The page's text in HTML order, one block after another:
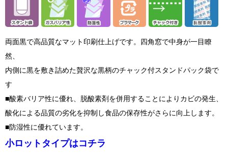
両面黒で高品質なマット印刷仕上げです。四角窓で中身が一目瞭
然、
内側に黒を敷き詰めた贅沢な黒柄のチャック付スタンドパック袋で
す
■酸素バリア性に優れ、脱酸素剤を併用することによりカビの発生、
酸化による品質の劣化を抑制し食品の保存性がさらに向上します。
■防湿性に優れています。
小ロットタイプはコチラ